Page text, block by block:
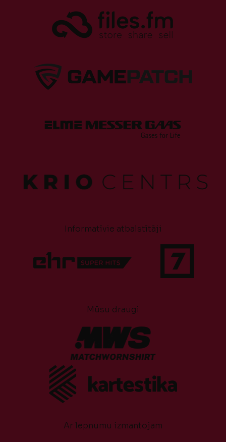
Informatīvie atbalstītāji
Mūsu draugi
Ar lepnumu izmantojam